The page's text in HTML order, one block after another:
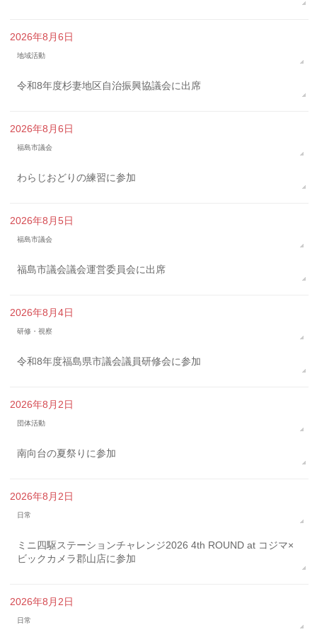
2026年8月6日
地域活動
令和8年度杉妻地区自治振興協議会に出席
2026年8月6日
福島市議会
わらじおどりの練習に参加
2026年8月5日
福島市議会
福島市議会議会運営委員会に出席
2026年8月4日
研修・視察
令和8年度福島県市議会議員研修会に参加
2026年8月2日
団体活動
南向台の夏祭りに参加
2026年8月2日
日常
ミニ四駆ステーションチャレンジ2026 4th ROUND at コジマ×
ビックカメラ郡山店に参加
2026年8月2日
日常